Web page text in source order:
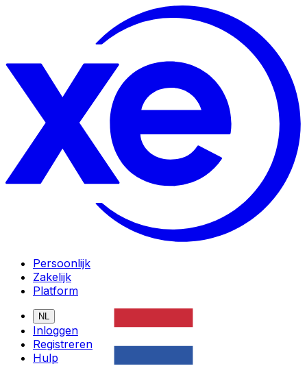
Persoonlijk
Zakelijk
Platform
NL
Inloggen
Registreren
Hulp